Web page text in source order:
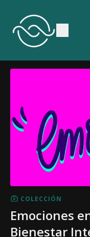
COLECCIÓN
Emociones
Bienestar